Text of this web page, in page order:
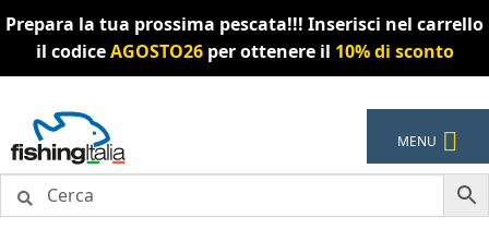
Prepara la tua prossima pescata!!! Inserisci nel carrello
il codiceAGOSTO26per ottenere il 10% di sconto
alla
navigazione
al
contenuto
MENU